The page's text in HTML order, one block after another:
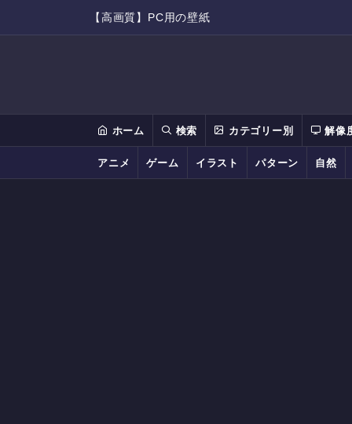
【高画質】PC用の壁紙
ホーム 検索 カテゴリー別 解像
アニメ ゲーム イラスト パターン 自然